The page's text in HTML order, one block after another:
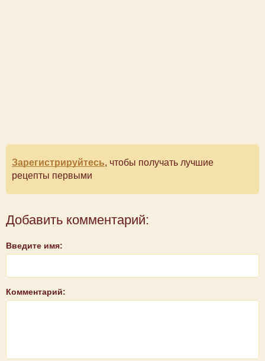
Зарегистрируйтесь, чтобы получать лучшие
рецепты первыми
Добавить комментарий:
Введите имя:
Комментарий: